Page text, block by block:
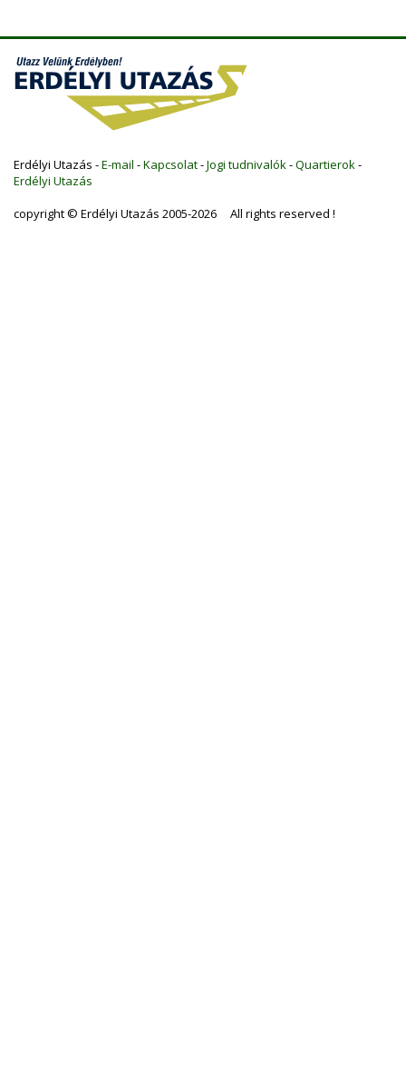
Erdélyi Utazás -E-mail -Kapcsolat-Jogi tudnivalók -Quartierok -
Erdélyi Utazás
copyright © Erdélyi Utazás 2005-2026 All rights reserved !